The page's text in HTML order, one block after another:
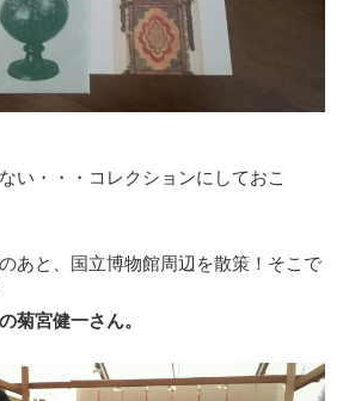
い・・・コレクションにしておこ
あと、国立博物館周辺を散策！そこで
の菊宮健一さん。